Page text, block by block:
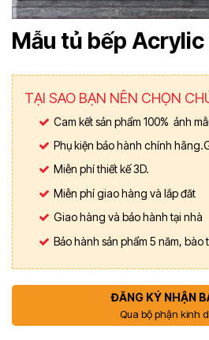
Mẫu tủ bếp
TẠI SAO BẠN NÊN CHỌN
Cam kết sản phẩm 100% ảnh
Phụ kiện bảo hành chính
Miễn phí thiết kế 3D.
Miễn phí giao hàng và lắp đăt
Giao hàng và bảo hành tại nhà
Bảo hành sản phẩm 5 năm, bào
ĐĂNG KÝ NHẬN
Qua bộ phận kinh